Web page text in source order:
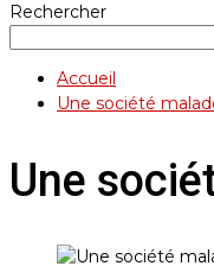
Rechercher
Accueil
Une société
Une